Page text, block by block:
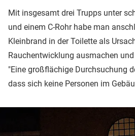
Mit insgesamt drei Trupps unter
und einem C-Rohr habe man
Kleinbrand in der Toilette als
Rauchentwicklung ausmachen
"Eine großflächige Durchsuchung
dass sich keine Personen im